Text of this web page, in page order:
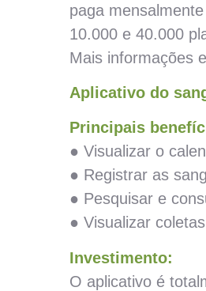
paga
10.000 e 40.000
Mais informações
Aplicativo do
Principais
● Visualizar o
● Registrar as
● Pesquisar e
● Visualizar
Investimento:
O aplicativo é